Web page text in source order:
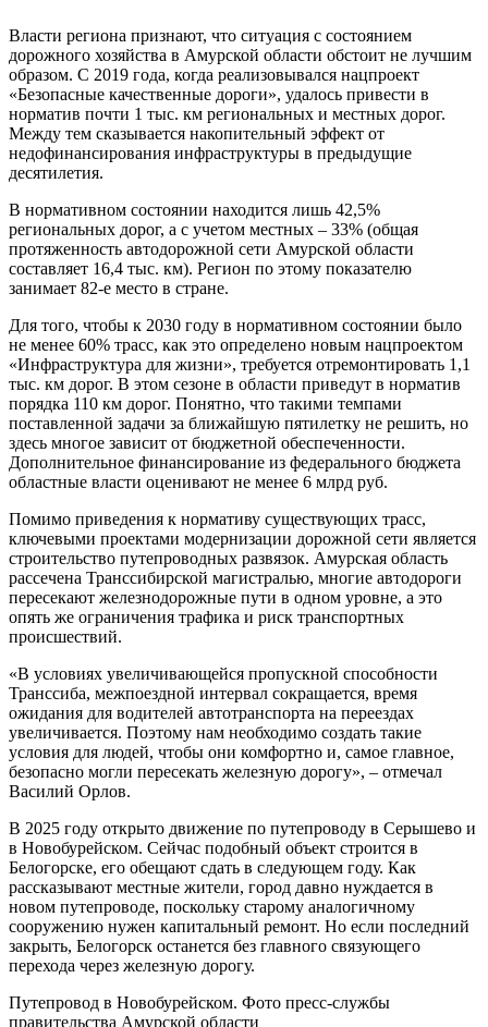
Власти региона признают, что ситуация с состоянием
дорожного хозяйства в Амурской области обстоит не лучшим
образом. С 2019 года, когда реализовывался нацпроект
«Безопасные качественные дороги», удалось привести в
норматив почти 1 тыс. км региональных и местных дорог.
Между тем сказывается накопительный эффект от
недофинансирования инфраструктуры в предыдущие
десятилетия.
В нормативном состоянии находится лишь 42,5%
региональных дорог, а с учетом местных – 33% (общая
протяженность автодорожной сети Амурской области
составляет 16,4 тыс. км). Регион по этому показателю
занимает 82-е место в стране.
Для того, чтобы к 2030 году в нормативном состоянии было
не менее 60% трасс, как это определено новым нацпроектом
«Инфраструктура для жизни», требуется отремонтировать 1,1
тыс. км дорог. В этом сезоне в области приведут в норматив
порядка 110 км дорог. Понятно, что такими темпами
поставленной задачи за ближайшую пятилетку не решить, но
здесь многое зависит от бюджетной обеспеченности.
Дополнительное финансирование из федерального бюджета
областные власти оценивают не менее 6 млрд руб.
Помимо приведения к нормативу существующих трасс,
ключевыми проектами модернизации дорожной сети является
строительство путепроводных развязок. Амурская область
рассечена Транссибирской магистралью, многие автодороги
пересекают железнодорожные пути в одном уровне, а это
опять же ограничения трафика и риск транспортных
происшествий.
«В условиях увеличивающейся пропускной способности
Транссиба, межпоездной интервал сокращается, время
ожидания для водителей автотранспорта на переездах
увеличивается. Поэтому нам необходимо создать такие
условия для людей, чтобы они комфортно и, самое главное,
безопасно могли пересекать железную дорогу», – отмечал
Василий Орлов.
В 2025 году открыто движение по путепроводу в Серышево и
в Новобурейском. Сейчас подобный объект строится в
Белогорске, его обещают сдать в следующем году. Как
рассказывают местные жители, город давно нуждается в
новом путепроводе, поскольку старому аналогичному
сооружению нужен капитальный ремонт. Но если последний
закрыть, Белогорск останется без главного связующего
перехода через железную дорогу.
Путепровод в Новобурейском. Фото пресс-службы
правительства Амурской области